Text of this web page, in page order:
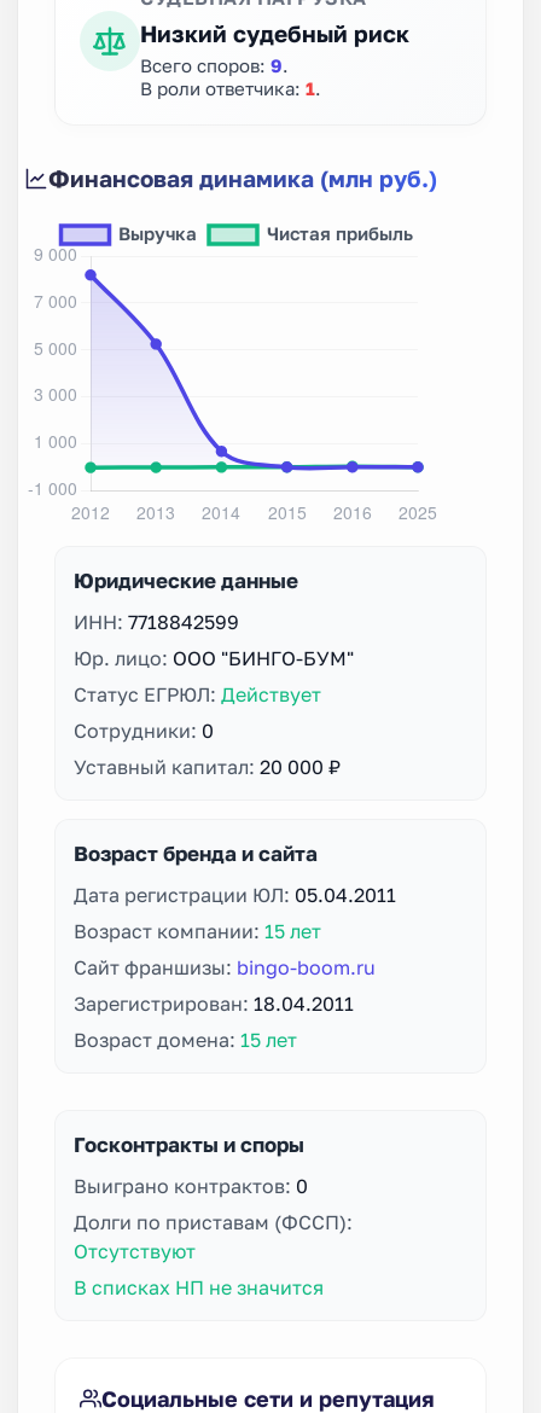
Низкий судебный риск
Всего споров: 9
В роли ответчика: 1
Финансовая динамика (млн руб.)
Юридические данные
ИНН: 7718842599
Юр. лицо: ООО "БИНГО-БУМ"
Статус ЕГРЮЛ: Действует
Сотрудники: 0
Уставный капитал: 20 000 ₽
Возраст бренда и сайта
Дата регистрации ЮЛ: 05.04.2011
Возраст компании: 15 лет
Сайт франшизы: bingo-boom.ru
Зарегистрирован: 18.04.2011
Возраст домена: 15 лет
Госконтракты и споры
Выиграно контрактов: 0
Долги по приставам (ФССП):
Отсутствуют
В списках НП не значится
Социальные сети и репутация